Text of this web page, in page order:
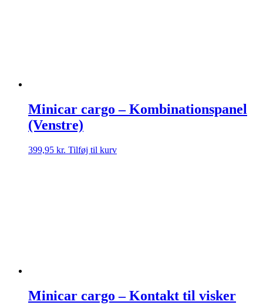
Minicar cargo – Kombinationspanel
(Venstre)
399,95 kr. Tilføj til kurv
Minicar cargo – Kontakt til visker